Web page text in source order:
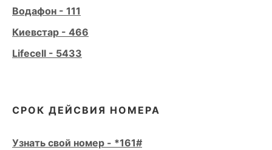
Водафон - 111
Киевстар - 466
Lifecell - 5433
СРОК ДЕЙСВИЯ НОМЕРА
Узнать свой номер - *161#